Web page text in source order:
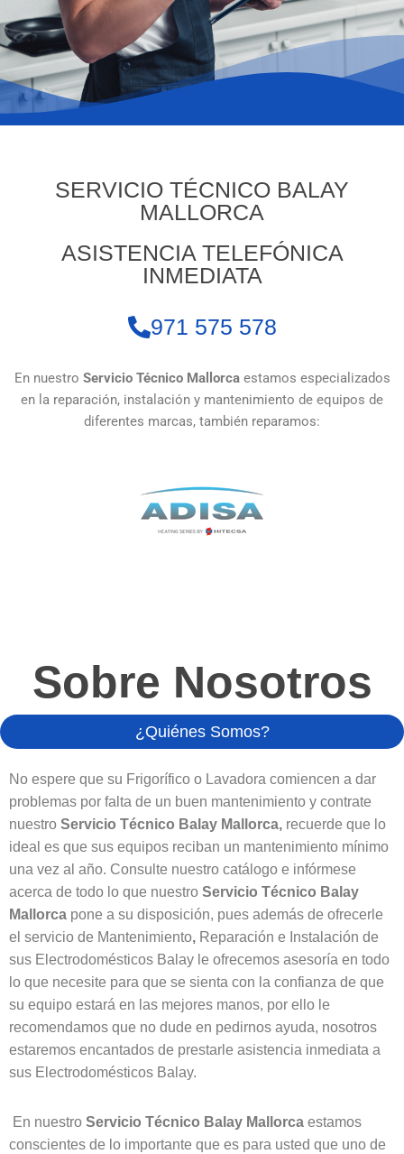
SERVICIO TÉCNICO BALAY
MALLORCA
ASISTENCIA TELEFÓNICA
INMEDIATA
971 575 578
En nuestro Servicio Técnico Mallorcaestamos especializados
en la reparación, instalación y mantenimiento de equipos de
diferentes marcas, también reparamos:
Sobre Nosotros
¿Quiénes Somos?
No espere que su Frigorífico o Lavadora comiencen a dar
problemas por falta de un buen mantenimiento y contrate
nuestro Servicio Técnico Balay Mallorca, recuerde que lo
ideal es que sus equipos reciban un mantenimiento mínimo
una vez al año. Consulte nuestro catálogo e infórmese
acerca de todo lo que nuestro Servicio Técnico Balay
Mallorca pone a su disposición, pues además de ofrecerle
el servicio de Mantenimiento, Reparación e Instalación de
sus Electrodomésticos Balay le ofrecemos asesoría en todo
lo que necesite para que se sienta con la confianza de que
su equipo estará en las mejores manos, por ello le
recomendamos que no dude en pedirnos ayuda, nosotros
estaremos encantados de prestarle asistencia inmediata a
sus Electrodomésticos Balay.
En nuestro Servicio Técnico Balay Mallorca estamos
conscientes de lo importante que es para usted que uno de